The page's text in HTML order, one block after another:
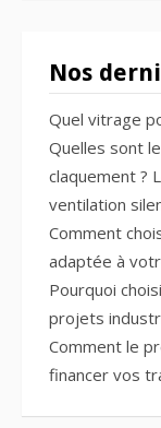
Nos
Quel vitrage
Quelles sont
claquement ?
ventilation
Comment
adaptée à
Pourquoi
projets
Comment le
financer vos